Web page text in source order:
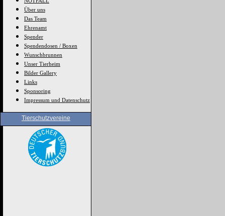
Über uns
Das Team
Ehrenamt
Spender
Spendendosen / Boxen
Wunschbrunnen
Unser Tierheim
Bilder Gallery
Links
Sponsoring
Impressum und Datenschutz
Tierschutzvereine